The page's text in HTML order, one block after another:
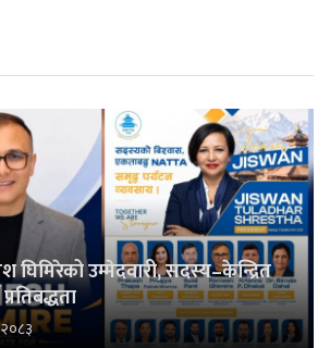
घिमिरेको उम्मेदवारी, सदस्य–केन्द्रित
२०८३